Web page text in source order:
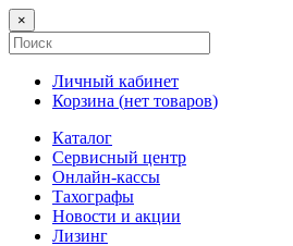
×
Личный кабинет
Корзина (нет товаров)
Каталог
Сервисный центр
Онлайн-кассы
Тахографы
Новости и акции
Лизинг